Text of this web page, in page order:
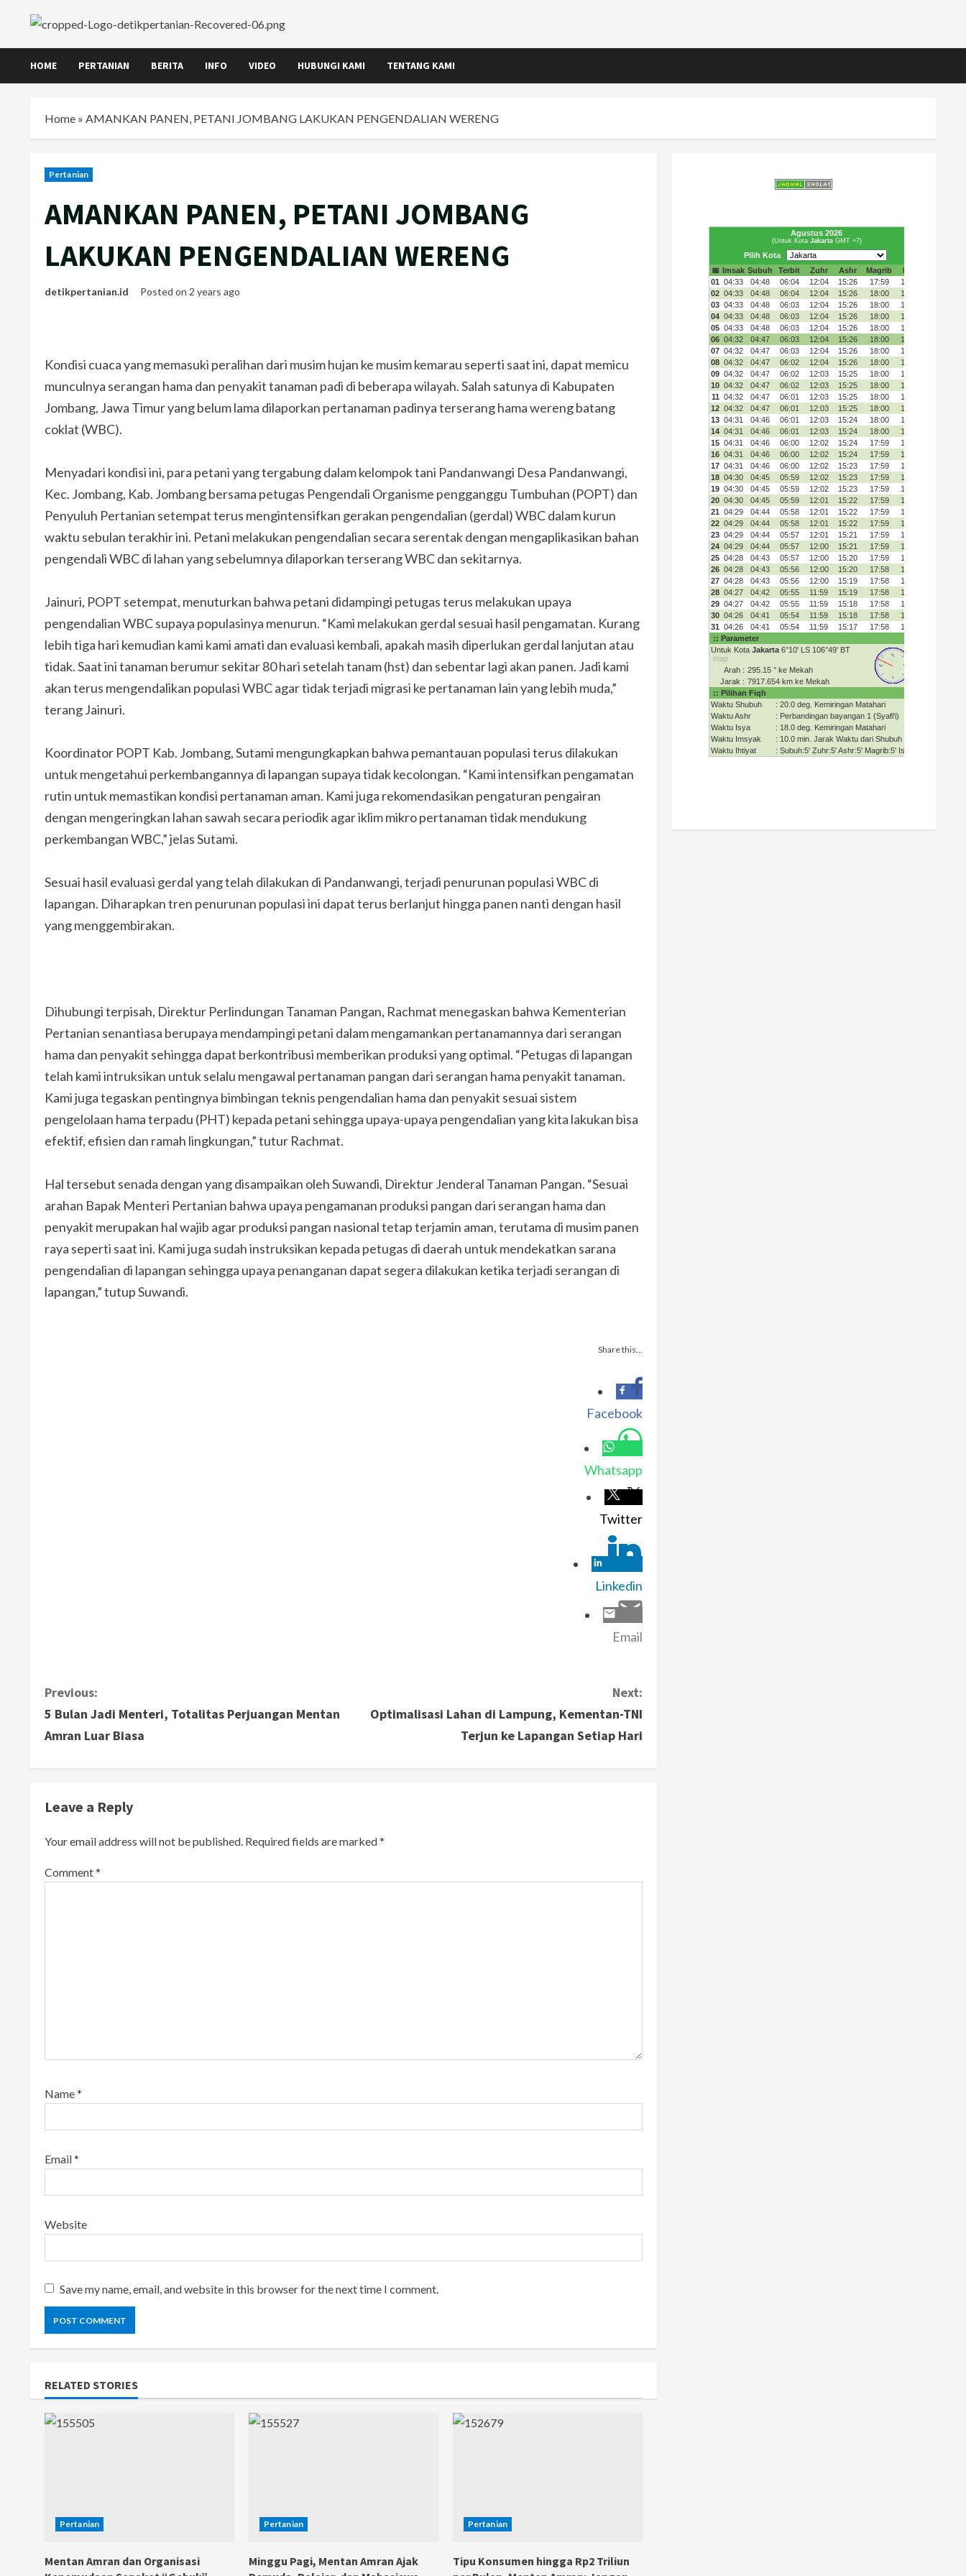
content
HOME PERTANIAN BERITA INFO VIDEO HUBUNGI KAMI TENTANG KAMI
Home » AMANKAN PANEN, PETANI JOMBANG LAKUKAN PENGENDALIAN WERENG
Pertanian
AMANKAN PANEN, PETANI JOMBANG
LAKUKAN PENGENDALIAN WERENG
detikpertanian.id Posted on 2 years ago
Kondisi cuaca yang memasuki peralihan dari musim hujan ke musim kemarau seperti saat ini, dapat memicu
munculnya serangan hama dan penyakit tanaman padi di beberapa wilayah. Salah satunya di Kabupaten
Jombang, Jawa Timur yang belum lama dilaporkan pertanaman padinya terserang hama wereng batang
coklat (WBC).
Menyadari kondisi ini, para petani yang tergabung dalam kelompok tani Pandanwangi Desa Pandanwangi,
Kec. Jombang, Kab. Jombang bersama petugas Pengendali Organisme pengganggu Tumbuhan (POPT) dan
Penyuluh Pertanian setempat terus mengintensifkan gerakan pengendalian (gerdal) WBC dalam kurun
waktu sebulan terakhir ini. Petani melakukan pengendalian secara serentak dengan mengaplikasikan bahan
pengendali WBC di lahan yang sebelumnya dilaporkan terserang WBC dan sekitarnya.
Jainuri, POPT setempat, menuturkan bahwa petani didampingi petugas terus melakukan upaya
pengendalian WBC supaya populasinya menurun. “Kami melakukan gerdal sesuai hasil pengamatan. Kurang
lebih tiga hari kemudian kami kami amati dan evaluasi kembali, apakah masih diperlukan gerdal lanjutan atau
tidak. Saat ini tanaman berumur sekitar 80 hari setelah tanam (hst) dan sebentar lagi akan panen. Jadi kami
akan terus mengendalikan populasi WBC agar tidak terjadi migrasi ke pertanaman lain yang lebih muda,”
terang Jainuri.
Koordinator POPT Kab. Jombang, Sutami mengungkapkan bahwa pemantauan populasi terus dilakukan
untuk mengetahui perkembangannya di lapangan supaya tidak kecolongan. “Kami intensifkan pengamatan
rutin untuk memastikan kondisi pertanaman aman. Kami juga rekomendasikan pengaturan pengairan
dengan mengeringkan lahan sawah secara periodik agar iklim mikro pertanaman tidak mendukung
perkembangan WBC,” jelas Sutami.
Sesuai hasil evaluasi gerdal yang telah dilakukan di Pandanwangi, terjadi penurunan populasi WBC di
lapangan. Diharapkan tren penurunan populasi ini dapat terus berlanjut hingga panen nanti dengan hasil
yang menggembirakan.
Dihubungi terpisah, Direktur Perlindungan Tanaman Pangan, Rachmat menegaskan bahwa Kementerian
Pertanian senantiasa berupaya mendampingi petani dalam mengamankan pertanamannya dari serangan
hama dan penyakit sehingga dapat berkontribusi memberikan produksi yang optimal. “Petugas di lapangan
telah kami intruksikan untuk selalu mengawal pertanaman pangan dari serangan hama penyakit tanaman.
Kami juga tegaskan pentingnya bimbingan teknis pengendalian hama dan penyakit sesuai sistem
pengelolaan hama terpadu (PHT) kepada petani sehingga upaya-upaya pengendalian yang kita lakukan bisa
efektif, efisien dan ramah lingkungan,” tutur Rachmat.
Hal tersebut senada dengan yang disampaikan oleh Suwandi, Direktur Jenderal Tanaman Pangan. “Sesuai
arahan Bapak Menteri Pertanian bahwa upaya pengamanan produksi pangan dari serangan hama dan
penyakit merupakan hal wajib agar produksi pangan nasional tetap terjamin aman, terutama di musim panen
raya seperti saat ini. Kami juga sudah instruksikan kepada petugas di daerah untuk mendekatkan sarana
pengendalian di lapangan sehingga upaya penanganan dapat segera dilakukan ketika terjadi serangan di
lapangan,” tutup Suwandi.
Share this…
Facebook
Whatsapp
Twitter
Linkedin
Email
C
o
n
t
i
u
e
g
Previous:
5 Bulan Jadi Menteri, Totalitas Perjuangan Mentan
Amran Luar Biasa
Next:
Optimalisasi Lahan di Lampung, Kementan-TNI
Terjun ke Lapangan Setiap Hari
Leave a Reply
Your email address will not be published. Required fields are marked*
Comment*
Name*
Email*
Website
Save my name, email, and website in this browser for the next time I comment.
RELATED STORIES
Pertanian
Mentan Amran dan Organisasi
Pertanian
Minggu Pagi, Mentan Amran Ajak
Pertanian
Tipu Konsumen hingga Rp2 Triliun